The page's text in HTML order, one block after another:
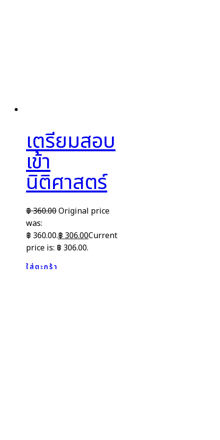
เตรียมสอบ
เข้า
นิติศาสตร์
฿360.00Original price
was:
฿ 360.00.฿ 306.00Current
price is: ฿ 306.00.
ใส่ตะกร้า